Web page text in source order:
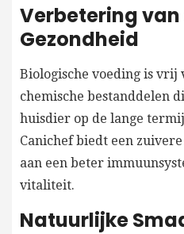
Verbetering
Gezondheid
Biologische voeding is vrij
chemische bestanddelen
huisdier op de lange
Canichef biedt een
aan een beter
vitaliteit.
Natuurlijke